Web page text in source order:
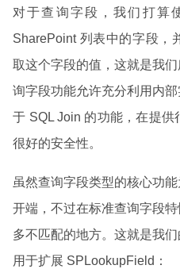
对于查询字段，我们打算
SharePoint 列表中的字段，
取这个字段的值，这就是我
询字段功能允许充分利用内
于 SQL Join 的功能，在提
很好的安全性。
虽然查询字段类型的核心功
开端，不过在标准查询字段
多不匹配的地方。这就是我
用于扩展 SPLookupField：